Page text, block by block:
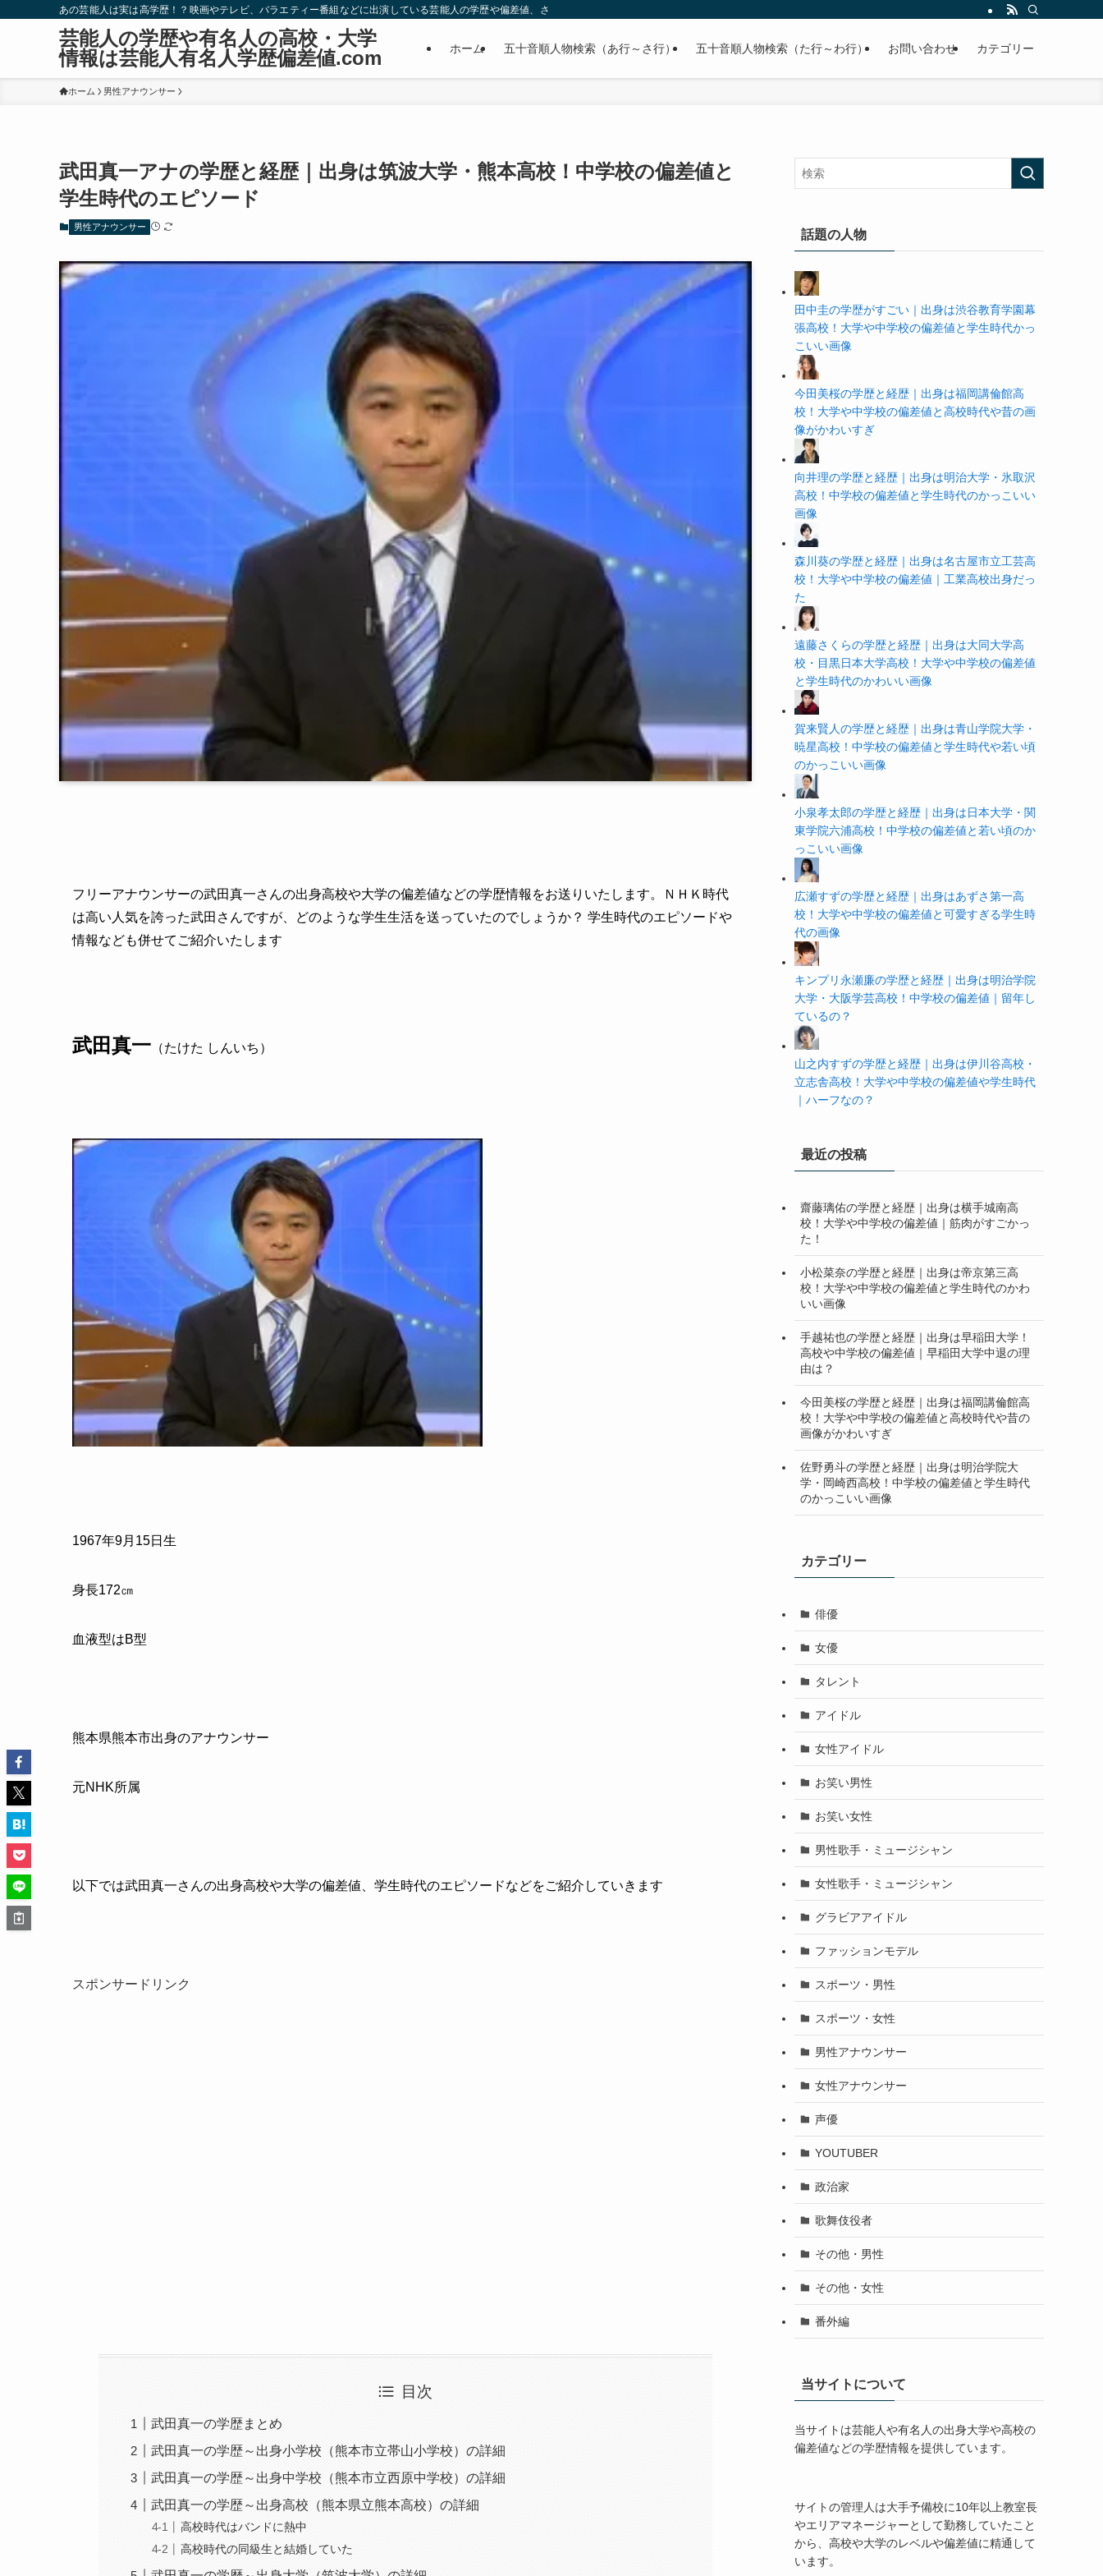
あの芸能人は実は高学歴！？映画やテレビ、バラエティー番組などに出演している芸能人の学歴や偏差値、さらに政治家やスポーツ選手などの有名人の学歴や高校・大学の偏差値まで紹介していきます。
芸能人の学歴や有名人の高校・大学
情報は芸能人有名人学歴偏差値.com
ホーム 五十音順人物検索（あ行～さ行） 五十音順人物検索（た行～わ行） お問い合わせ カテゴリー
ホーム 男性アナウンサー
武田真一アナの学歴と経歴｜出身は筑波大学・熊本高校！中学校の偏差値と
学生時代のエピソード
男性アナウンサー
フリーアナウンサーの武田真一さんの出身高校や大学の偏差値などの学歴情報をお送りいたします。ＮＨＫ時代
は高い人気を誇った武田さんですが、どのような学生生活を送っていたのでしょうか？ 学生時代のエピソードや
情報なども併せてご紹介いたします
武田真一 （たけた しんいち）
1967年9月 15日生
身長172㎝
血液型はB型
熊本県熊本市出身のアナウンサー
元NHK所属
以下では武田真一さんの出身高校や大学の偏差値、学生時代のエピソードなどをご紹介していきます
スポンサードリンク
目次
武田真一の学歴まとめ
武田真一の学歴～出身小学校（熊本市立帯山小学校）の詳細
武田真一の学歴～出身中学校（熊本市立西原中学校）の詳細
武田真一の学歴～出身高校（熊本県立熊本高校）の詳細
高校時代はバンドに熱中
高校時代の同級生と結婚していた
話題の人物
田中圭の学歴がすごい｜出身は渋谷教育学園幕
張高校！大学や中学校の偏差値と学生時代かっ
こいい画像
今田美桜の学歴と経歴｜出身は福岡講倫館高
校！大学や中学校の偏差値と高校時代や昔の画
像がかわいすぎ
向井理の学歴と経歴｜出身は明治大学・氷取沢
高校！中学校の偏差値と学生時代のかっこいい
画像
森川葵の学歴と経歴｜出身は名古屋市立工芸高
校！大学や中学校の偏差値｜工業高校出身だっ
た
遠藤さくらの学歴と経歴｜出身は大同大学高
校・目黒日本大学高校！大学や中学校の偏差値
と学生時代のかわいい画像
賀来賢人の学歴と経歴｜出身は青山学院大学・
暁星高校！中学校の偏差値と学生時代や若い頃
のかっこいい画像
小泉孝太郎の学歴と経歴｜出身は日本大学・関
東学院六浦高校！中学校の偏差値と若い頃のか
っこいい画像
広瀬すずの学歴と経歴｜出身はあずさ第一高
校！大学や中学校の偏差値と可愛すぎる学生時
代の画像
キンプリ永瀬廉の学歴と経歴｜出身は明治学院
大学・大阪学芸高校！中学校の偏差値｜留年し
ているの？
山之内すずの学歴と経歴｜出身は伊川谷高校・
立志舎高校！大学や中学校の偏差値や学生時代
｜ハーフなの？
最近の投稿
齋藤璃佑の学歴と経歴｜出身は横手城南高
校！大学や中学校の偏差値｜筋肉がすごかっ
た！
小松菜奈の学歴と経歴｜出身は帝京第三高
校！大学や中学校の偏差値と学生時代のかわ
いい画像
手越祐也の学歴と経歴｜出身は早稲田大学！
高校や中学校の偏差値｜早稲田大学中退の理
由は？
今田美桜の学歴と経歴｜出身は福岡講倫館高
校！大学や中学校の偏差値と高校時代や昔の
画像がかわいすぎ
佐野勇斗の学歴と経歴｜出身は明治学院大
学・岡崎西高校！中学校の偏差値と学生時代
のかっこいい画像
カテゴリー
俳優
女優
タレント
アイドル
女性アイドル
お笑い男性
お笑い女性
男性歌手・ミュージシャン
女性歌手・ミュージシャン
グラビアアイドル
ファッションモデル
スポーツ・男性
スポーツ・女性
男性アナウンサー
女性アナウンサー
声優
YOUTUBER
政治家
歌舞伎役者
その他・男性
その他・女性
番外編
当サイトについて
当サイトは芸能人や有名人の出身大学や高校の
偏差値などの学歴情報を提供しています。
サイトの管理人は大手予備校に10年以上教室長
やエリアマネージャーとして勤務していたこと
から、高校や大学のレベルや偏差値に精通して
います。